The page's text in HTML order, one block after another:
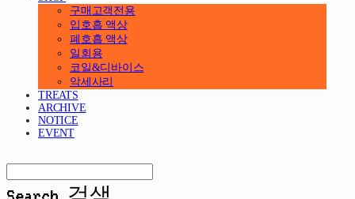
구매고객전용
입호흡 액상
폐호흡 액상
일회용
코일&디바이스
악세사리
TREATS
ARCHIVE
NOTICE
EVENT